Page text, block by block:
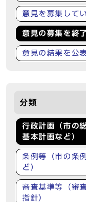
意見を募集して
意見の募集を終
意見の結果を公
分類
行政計画（市の
基本計画など）
条例等（市の条
ど）
審査基準等（審
指針）